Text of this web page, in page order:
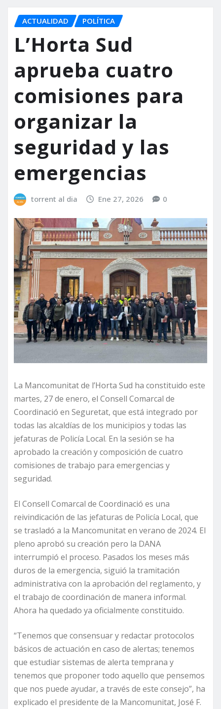
ACTUALIDAD POLÍTICA
L’Horta Sud
aprueba cuatro
comisiones para
organizar la
seguridad y las
emergencias
torrent al dia Ene 27, 2026 0
La Mancomunitat de l’Horta Sud ha constituido este
martes, 27 de enero, el Consell Comarcal de
Coordinació en Seguretat, que está integrado por
todas las alcaldías de los municipios y todas las
jefaturas de Policía Local. En la sesión se ha
aprobado la creación y composición de cuatro
comisiones de trabajo para emergencias y
seguridad.
El Consell Comarcal de Coordinació es una
reivindicación de las jefaturas de Policía Local, que
se trasladó a la Mancomunitat en verano de 2024. El
pleno aprobó su creación pero la DANA
interrumpió el proceso. Pasados los meses más
duros de la emergencia, siguió la tramitación
administrativa con la aprobación del reglamento, y
el trabajo de coordinación de manera informal.
Ahora ha quedado ya oficialmente constituido.
“Tenemos que consensuar y redactar protocolos
básicos de actuación en caso de alertas; tenemos
que estudiar sistemas de alerta temprana y
tenemos que proponer todo aquello que pensemos
que nos puede ayudar, a través de este consejo”, ha
explicado el presidente de la Mancomunitat, José F.